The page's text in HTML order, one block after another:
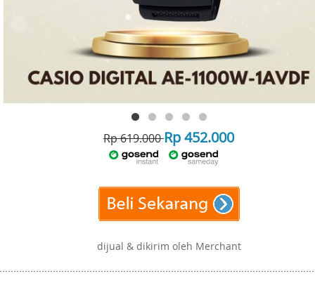
Rp 619.000Rp 452.000
dijual & dikirim oleh Merchant